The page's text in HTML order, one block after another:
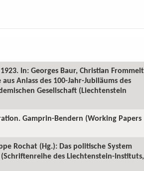
In: Georges Baur, Christian Frommelt
Anlass des 100-Jahr-Jubiläums des
Gesellschaft (Liechtenstein
Gamprin-Bendern (Working Papers
Rochat (Hg.): Das politische System
des Liechtenstein-Instituts,